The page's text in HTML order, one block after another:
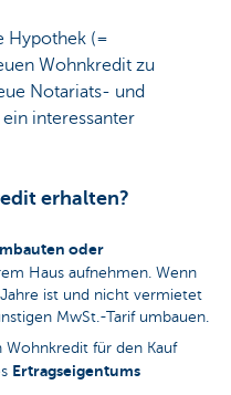
Hypothek (=
Wohnkredit zu
Notariats- und
interessanter
erhalten?
oder
Haus aufnehmen. Wenn
Jahre ist und nicht vermietet
MwSt.-Tarif umbauen.
Wohnkredit für den Kauf
Ertragseigentums